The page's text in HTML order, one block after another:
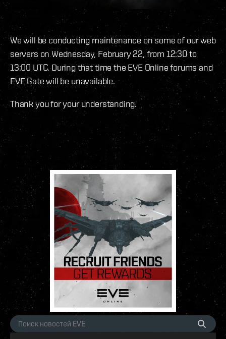
We will be conducting maintenance on some of our web
servers on Wednesday, February 22, from 12:30 to
13:00 UTC. During that time the EVE Online forums and
EVE Gate will be unavailable.
Thank you for your understanding.